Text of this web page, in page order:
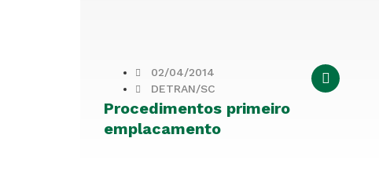
02/04/2014
DETRAN/SC
Procedimentos primeiro
emplacamento